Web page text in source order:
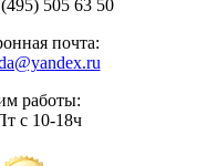
505 63 50
почта:
работы:
с 10-18ч